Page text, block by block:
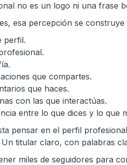
no es un logo ni una frase
esa percepción se
perfil.
que compartes.
que haces.
con las que interactúas.
entre lo que dices y lo que
pensar en el perfil
titular claro, con palabras
miles de seguidores para